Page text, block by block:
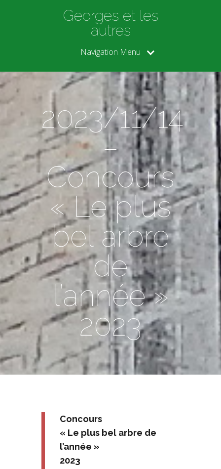
Georges et les
autres
Navigation Menu
2023/11/14
–
Concours
« Le plus
bel arbre
de
l’année »
2023
Concours
« Le plus bel arbre de
l’année »
2023